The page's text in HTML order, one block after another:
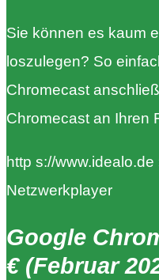
Sie können es kaum
loszulegen? So
Chromecast
Chromecast an Ihren
http s://www.idealo.de
Netzwerkplayer
Google
€ (Februar